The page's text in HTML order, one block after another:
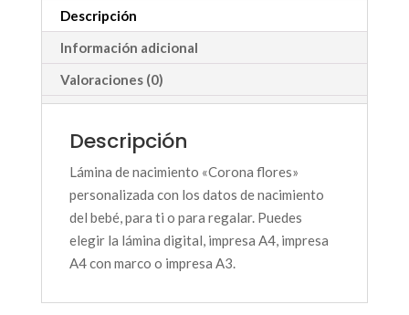
Descripción
Información adicional
Valoraciones (0)
Descripción
Lámina de nacimiento «Corona flores»
personalizada con los datos de nacimiento
del bebé, para ti o para regalar. Puedes
elegir la lámina digital, impresa A4, impresa
A4 con marco o impresa A3.